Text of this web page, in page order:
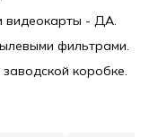
видеокарты - ДА.
фильтрами.
коробке.